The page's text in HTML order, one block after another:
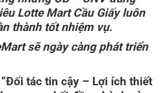
Lotte Mart Cầu Giấy luôn
thành tốt nhiệm vụ.
sẽ ngày càng phát triển
tác tin cậy – Lợi ích thiết